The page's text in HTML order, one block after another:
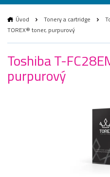
Úvod Tonery a cartridge
TOREX® toner, purpurový
Toshiba T-
purpurový